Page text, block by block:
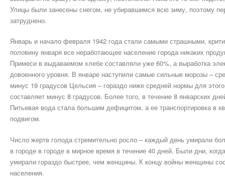
Улицы были занесены снегом, не убиравшимся всю зиму, поэтому
затруднено.
Январь и начало февраля 1942 года стали самыми страшными,
половину января все неработающее население города никаких
Примеси в выдаваемом хлебе составляли уже 60%, а выработка
довоенного уровня. В январе наступили самые сильные морозы –
минус 19 градусов Цельсия – гораздо ниже средней нормы для
составляет минус 8 градусов. Более того, в течение 8 январских
Питьевая вода стала большим дефицитом, а ее транспортировка в
подвигом.
Число жертв голода стремительно росло – каждый день умирали
в городе в городе в мирное время в течение 40 дней. Были дни,
умирали гораздо быстрее, чем женщины. К концу войны женщины
населения.